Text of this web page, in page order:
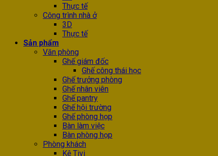
Thực tế
Công trình nhà ở
3D
Thực tế
Sản phẩm
Văn phòng
Ghế giám đốc
Ghế công thái học
Ghế trưởng phòng
Ghế nhân viên
Ghế pantry
Ghế hội trường
Ghế phòng họp
Bàn làm việc
Bàn phòng họp
Phòng khách
Kệ Tivi